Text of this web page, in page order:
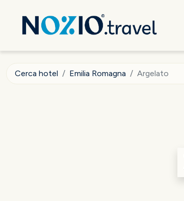
Cerca hotel Emilia Romagna Argelato